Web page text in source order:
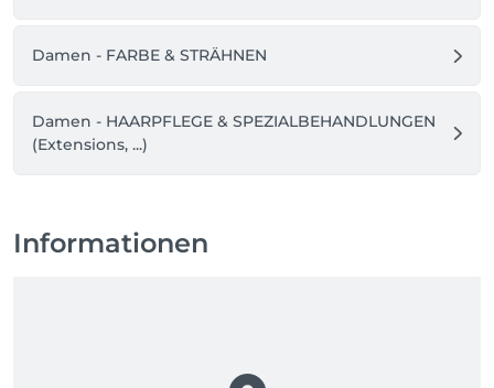
Damen - FARBE & STRÄHNEN
Damen - HAARPFLEGE & SPEZIALBEHANDLUNGEN
(Extensions, ...)
Informationen